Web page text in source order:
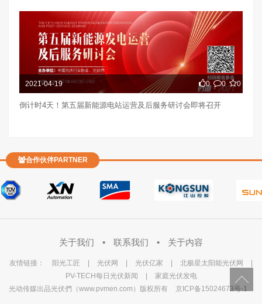
2021-04-19 0 0 0
倒计时4天！第五届新能源电站运营及后服务研讨会即将召开
合作伙伴PARTNER
关于我们 • 联系我们 • 关于内容
友情链接： 阳光工匠 | 光伏网 | 光伏亿家 | 北极星太阳能光伏网
|
PV-TECH每日光伏新闻
|
家庭光伏发电
光动传媒出品光伏們（www.pvmen.com）版权所有
京ICP备15024673号-1